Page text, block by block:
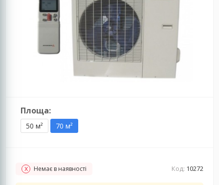
Площа:
50 м² 70 м²
Немає в наявності Код: 10272